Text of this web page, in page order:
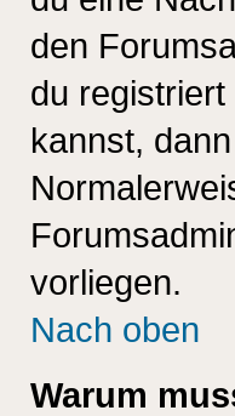
den
du
kannst,
vorliegen.
Nach oben
Warum